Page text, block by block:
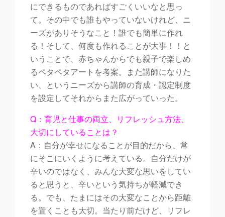
にできるものであればすごくいいなと思っ
て。その中でも誰もやっていないけれど、ニ
ーズがありそうなこと！誰でも簡単に作れ
る！そして、何度も作れることが大事！！と
いうことで、赤ちゃんからでも親子で楽しめ
るペタペタアートを考案。また講師になりた
い、というニーズから講師の育成・認定制度
を設定してそれからまた広がっていった。
Q：育児と仕事の両立、リフレッシュ方法、
大切にしていることは？
A：自分が幸せになることが目的だから、常
にそこにいくように考えている。自分だけが
辛いのではなく、みんな大変な思いをしてい
ると思うと、辛いという気持ちが軽減でき
る。でも、たまにはその大変なことから距離
を置くことも大切。当たり前だけど、リフレ